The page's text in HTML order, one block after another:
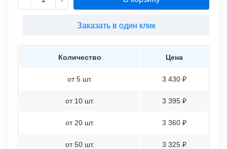
Заказать в один клик
Количество Цена
от 5 шт. 3 430 ₽
от 10 шт. 3 395 ₽
от 20 шт. 3 360 ₽
от 50 шт. 3 325 ₽